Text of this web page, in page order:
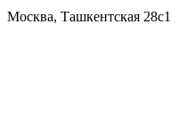
Москва, Ташкентская 28с1